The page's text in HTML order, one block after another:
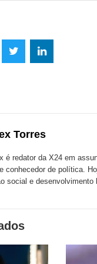
Torres
é redator da X24 em
conhecedor de política.
social e desenvolvimento